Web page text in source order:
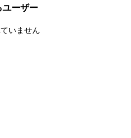
ーザー
いません